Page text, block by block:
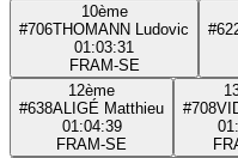
10ème
#706THOMANN Ludovic
01:03:31
FRAM-SE
12ème
#638ALIGÉ Matthieu
01:04:39
FRAM-SE
#708